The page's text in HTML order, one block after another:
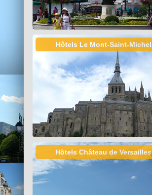
Hôtels Le Mont-Saint-Michel
Hôtels Château de Versailles